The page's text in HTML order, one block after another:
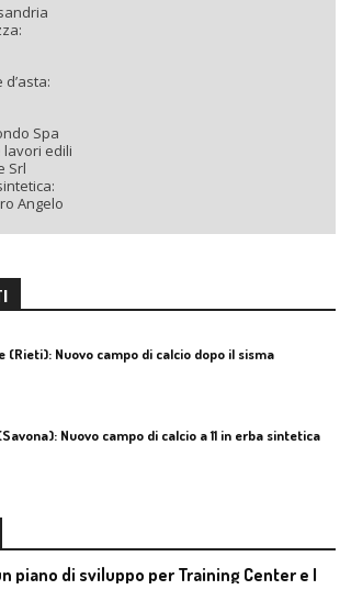
Spa
edili
Srl
Angelo
(Rieti): Nuovo campo di calcio dopo il sisma
Nuovo campo di calcio a 11 in erba sintetica